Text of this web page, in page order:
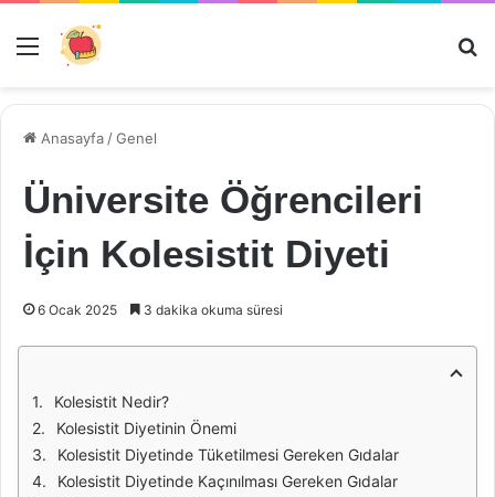
Menü
Anasayfa /Genel
Üniversite Öğrencileri
İçin Kolesistit Diyeti
6 Ocak 2025 3 dakika okuma süresi
Kolesistit Nedir?
Kolesistit Diyetinin Önemi
Kolesistit Diyetinde Tüketilmesi Gereken Gıdalar
Kolesistit Diyetinde Kaçınılması Gereken Gıdalar